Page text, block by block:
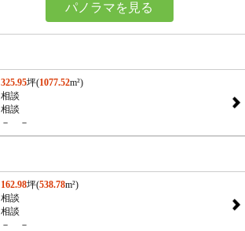
パノラマを見る
325.95坪(1077.52m²)
相談
相談
－ －
162.98坪(538.78m²)
相談
相談
－ －